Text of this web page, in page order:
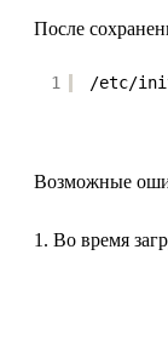
После
1 /etc/
Возможные
1. Во время